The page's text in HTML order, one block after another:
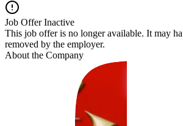
Job Offer Inactive
This job offer is no longer available. It may
removed by the employer.
About the Company